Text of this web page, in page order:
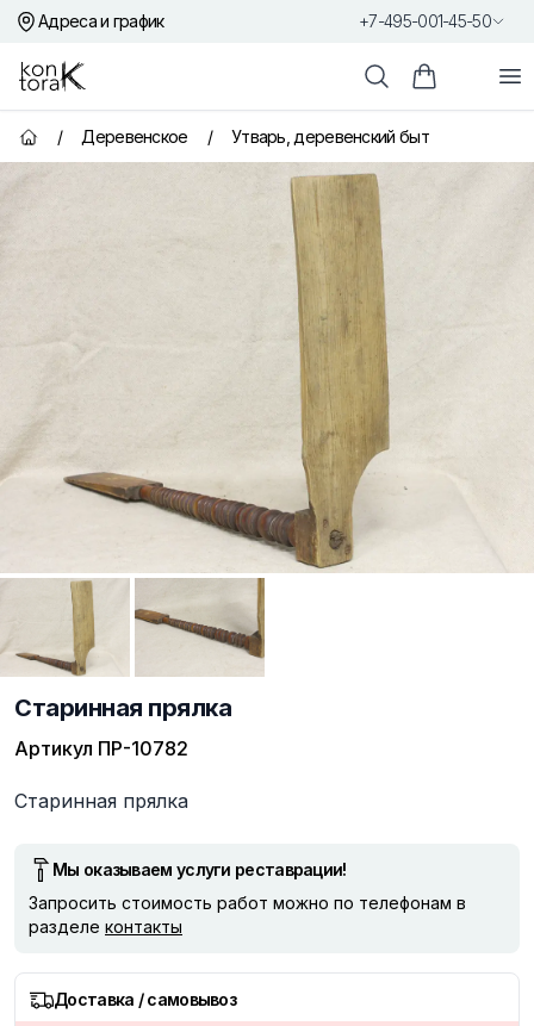
Адреса и график +7-495-001-45-50
Контора К
ПоискКорзина
Главная страница
/ Деревенское / Утварь, деревенский быт
Старинная прялка
Артикул ПР-10782
Описание
Старинная прялка
Мы оказываем услуги реставрации!
Запросить стоимость работ можно по телефонам в
разделе контакты
Доставка / самовывоз